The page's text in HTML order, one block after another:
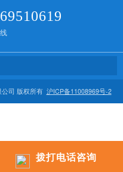
司 版权所有 沪ICP备11008969号-2
拨打电话咨询